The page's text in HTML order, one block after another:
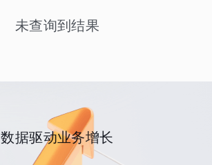
未查询到结果
数据驱动业务增长